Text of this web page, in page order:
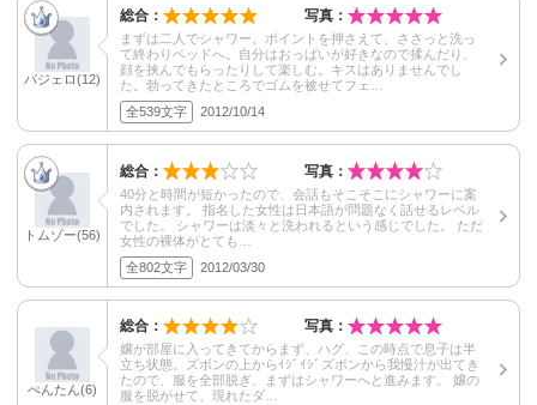
パジェロ(12)
総合： 写真：
まずは二人でシャワー。ポイントを押さえて、ささっと洗っ
て終わりベッドへ。自分はおっぱいが好きなので揉んだり、
顔を挟んでもらったりして楽しむ。キスはありませんでし
た。勃ってきたところでゴムを被せてフェ…
全539文字
2012/10/14
トムゾー(56)
総合： 写真：
40分と時間が短かったので、会話もそこそこにシャワーに案
内されます。 指名した女性は日本語が問題なく話せるレベル
でした。 シャワーは淡々と洗われるという感じでした。 ただ
女性の裸体がとても…
全802文字
2012/03/30
ぺんたん(6)
総合： 写真：
嬢が部屋に入ってきてからまず、ハグ、この時点で息子は半
立ち状態。ズボンの上からｲｼﾞｲｼﾞズボンから我慢汁が出てき
たので、服を全部脱ぎ、まずはシャワーへと進みます。 嬢の
服を脱がせて、現れたダ…